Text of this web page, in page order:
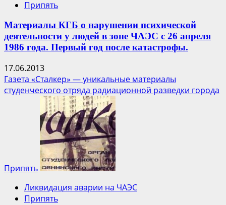
Припять
Материалы КГБ о нарушении психической
деятельности у людей в зоне ЧАЭС с 26 апреля
1986 года. Первый год после катастрофы.
17.06.2013
Газета «Сталкер» — уникальные материалы
студенческого отряда радиационной разведки города
Припять
Ликвидация аварии на ЧАЭС
Припять